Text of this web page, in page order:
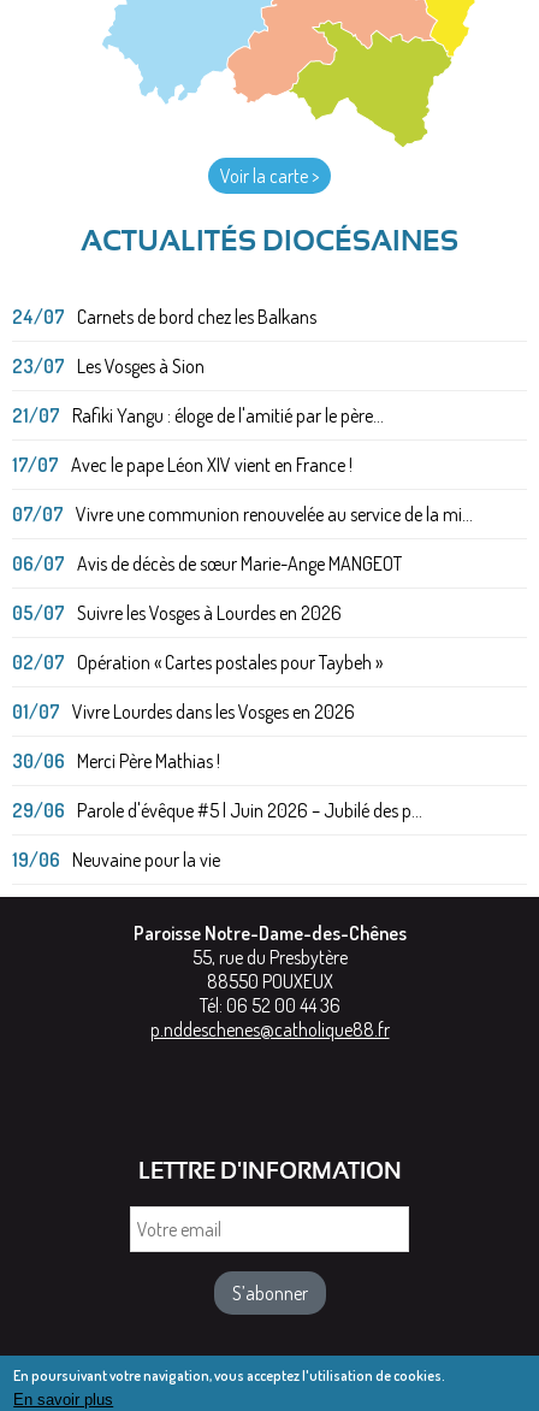
Voir la carte >
ACTUALITÉS DIOCÉSAINES
24/07 Carnets de bord chez les Balkans
23/07 Les Vosges à Sion
21/07 Rafiki Yangu : éloge de l'amitié par le père...
17/07 Avec le pape Léon XIV vient en France !
07/07 Vivre une communion renouvelée au service de la mi...
06/07 Avis de décès de sœur Marie-Ange MANGEOT
05/07 Suivre les Vosges à Lourdes en 2026
02/07 Opération « Cartes postales pour Taybeh »
01/07 Vivre Lourdes dans les Vosges en 2026
30/06 Merci Père Mathias !
29/06 Parole d'évêque #5 | Juin 2026 – Jubilé des p...
19/06 Neuvaine pour la vie
Paroisse Notre-Dame-des-Chênes
55, rue du Presbytère
88550 POUXEUX
Tél: 06 52 00 44 36
p.nddeschenes@catholique88.fr
LETTRE D'INFORMATION
En poursuivant votre navigation, vous acceptez l'utilisation de cookies.
En savoir plus